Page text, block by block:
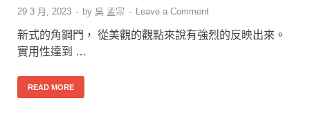
29 3 月, 2023 - by 吳 孟宗 - Leave a Comment
新式的角鋼門， 從美觀的觀點來說有強烈的反映出來。
實用性達到 …
READ MORE